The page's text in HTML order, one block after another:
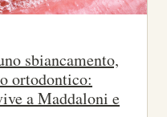
sbiancamento,
ortodontico:
a Maddaloni e